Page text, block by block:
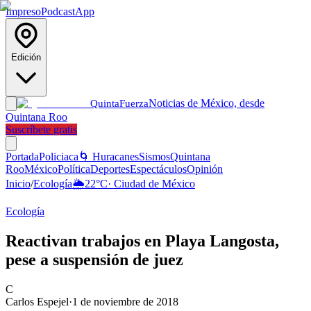
ImpresoPodcastApp
Edición
QuintaFuerzaNoticias de México, desde
Quintana Roo
Suscríbete gratis
PortadaPoliciaca 🌀 HuracanesSismosQuintana
RooMéxicoPolíticaDeportesEspectáculosOpinión
Inicio/Ecología🌦️22°C· Ciudad de México
Ecología
Reactivan trabajos en Playa Langosta,
pese a suspensión de juez
C
Carlos Espejel·1 de noviembre de 2018